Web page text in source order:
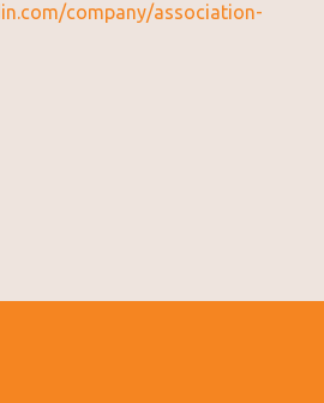
company/association-